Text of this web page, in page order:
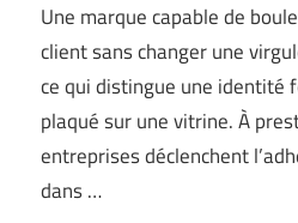
Une marque capable de
client sans changer une
ce qui distingue une identité
plaqué sur une vitrine. À
entreprises déclenchent
dans …